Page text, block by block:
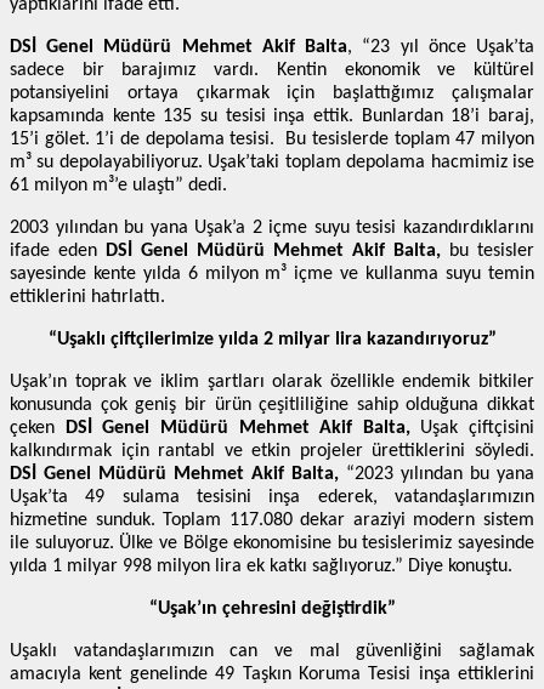
yaptıklarını ifade etti.
DSİ Genel Müdürü Mehmet Akif Balta, “23 yıl önce Uşak’ta
sadece bir barajımız vardı. Kentin ekonomik ve kültürel
potansiyelini ortaya çıkarmak için başlattığımız çalışmalar
kapsamında kente 135 su tesisi inşa ettik. Bunlardan 18’i baraj,
15’i gölet. 1’i de depolama tesisi. Bu tesislerde toplam 47 milyon
m³ su depolayabiliyoruz. Uşak’taki toplam depolama hacmimiz ise
61 milyon m³’e ulaştı” dedi.
2003 yılından bu yana Uşak’a 2 içme suyu tesisi kazandırdıklarını
ifade eden DSİ Genel Müdürü Mehmet Akif Balta, bu tesisler
sayesinde kente yılda 6 milyon m³ içme ve kullanma suyu temin
ettiklerini hatırlattı.
“Uşaklı çiftçilerimize yılda 2 milyar lira kazandırıyoruz”
Uşak’ın toprak ve iklim şartları olarak özellikle endemik bitkiler
konusunda çok geniş bir ürün çeşitliliğine sahip olduğuna dikkat
çeken DSİ Genel Müdürü Mehmet Akif Balta,Uşak çiftçisini
kalkındırmak için rantabl ve etkin projeler ürettiklerini söyledi.
DSİ Genel Müdürü Mehmet Akif Balta, “2023 yılından bu yana
Uşak’ta 49 sulama tesisini inşa ederek, vatandaşlarımızın
hizmetine sunduk. Toplam 117.080 dekar araziyi modern sistem
ile suluyoruz. Ülke ve Bölge ekonomisine bu tesislerimiz sayesinde
yılda 1 milyar 998 milyon lira ek katkı sağlıyoruz.” Diye konuştu.
“Uşak’ın çehresini değiştirdik”
Uşaklı vatandaşlarımızın can ve mal güvenliğini sağlamak
amacıyla kent genelinde 49 Taşkın Koruma Tesisi inşa ettiklerini